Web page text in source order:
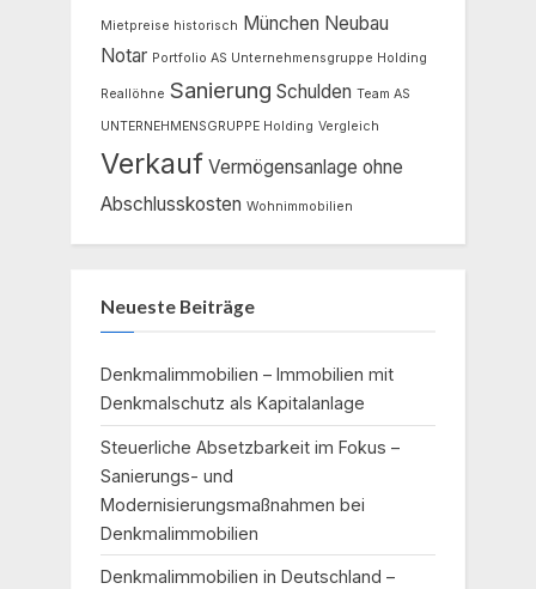
Mietpreise historisch München Neubau
Notar Portfolio AS Unternehmensgruppe Holding
Reallöhne Sanierung Schulden Team AS
UNTERNEHMENSGRUPPE Holding Vergleich
Verkauf Vermögensanlage ohne
Abschlusskosten Wohnimmobilien
Neueste Beiträge
Denkmalimmobilien – Immobilien mit
Denkmalschutz als Kapitalanlage
Steuerliche Absetzbarkeit im Fokus –
Sanierungs- und
Modernisierungsmaßnahmen bei
Denkmalimmobilien
Denkmalimmobilien in Deutschland –